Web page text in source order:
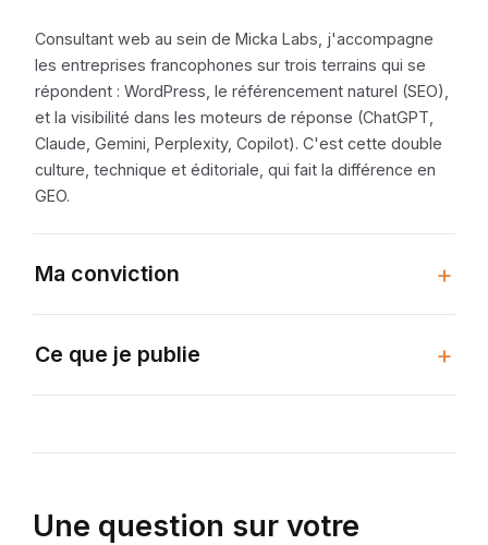
Consultant web au sein de Micka Labs, j'accompagne
les entreprises francophones sur trois terrains qui se
répondent : WordPress, le référencement naturel (SEO),
et la visibilité dans les moteurs de réponse (ChatGPT,
Claude, Gemini, Perplexity, Copilot). C'est cette double
culture, technique et éditoriale, qui fait la différence en
GEO.
Ma conviction
Ce que je publie
Une question sur votre